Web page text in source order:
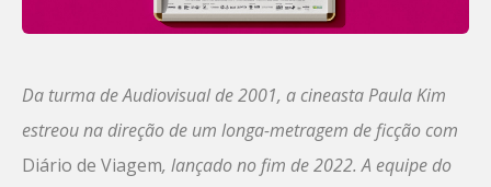
Da turma de Audiovisual de 2001, a cineasta Paula Kim
estreou na direção de um longa-metragem de ficção com
Diário de Viagem, lançado no fim de 2022. A equipe do